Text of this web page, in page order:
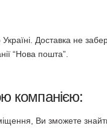
Доставка не
“Нова пошта”.
компанією:
Ви зможете